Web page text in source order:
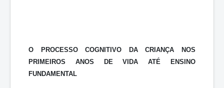
O PROCESSO COGNITIVO DA CRIANÇA NOS
PRIMEIROS ANOS DE VIDA ATÉ ENSINO
FUNDAMENTAL